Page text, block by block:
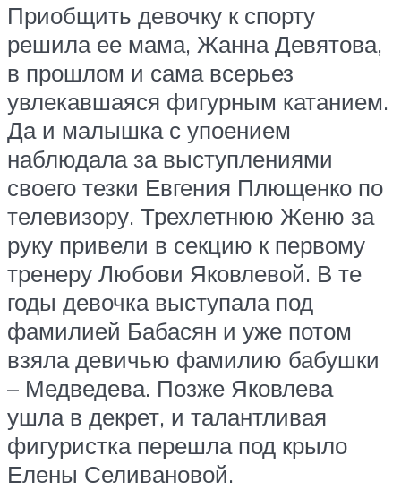
Приобщить девочку к спорту
решила ее мама, Жанна Девятова,
в прошлом и сама всерьез
увлекавшаяся фигурным катанием.
Да и малышка с упоением
наблюдала за выступлениями
своего тезки Евгения Плющенко по
телевизору. Трехлетнюю Женю за
руку привели в секцию к первому
тренеру Любови Яковлевой. В те
годы девочка выступала под
фамилией Бабасян и уже потом
взяла девичью фамилию бабушки
– Медведева. Позже Яковлева
ушла в декрет, и талантливая
фигуристка перешла под крыло
Елены Селивановой.